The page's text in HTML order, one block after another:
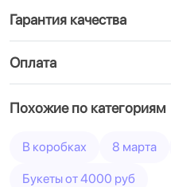
Гарантия качества
Оплата
Похожие по категориям
В коробках 8 марта
Букеты от 4000 руб